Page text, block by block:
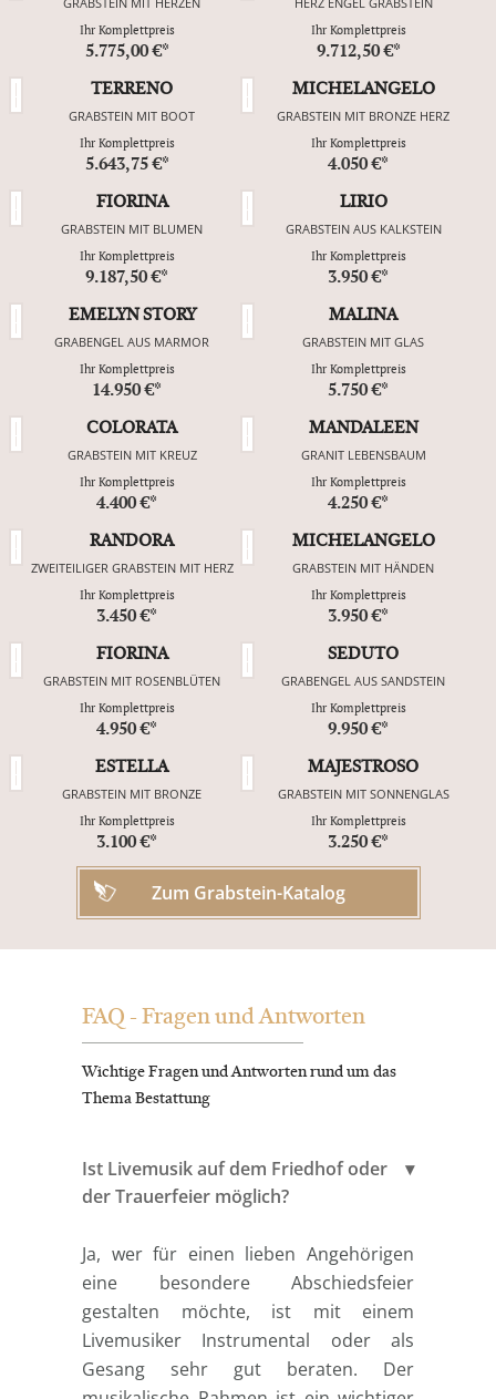
Ihr Komplettpreis
5.775,00 €*
Ihr Komplettpreis
9.712,50 €*
TERRENO
GRABSTEIN MIT BOOT
Ihr Komplettpreis
5.643,75 €*
MICHELANGELO
GRABSTEIN MIT BRONZE HERZ
Ihr Komplettpreis
4.050 €*
FIORINA
GRABSTEIN MIT BLUMEN
Ihr Komplettpreis
9.187,50 €*
LIRIO
GRABSTEIN AUS KALKSTEIN
Ihr Komplettpreis
3.950 €*
EMELYN STORY
GRABENGEL AUS MARMOR
Ihr Komplettpreis
14.950 €*
MALINA
GRABSTEIN MIT GLAS
Ihr Komplettpreis
5.750 €*
COLORATA
GRABSTEIN MIT KREUZ
Ihr Komplettpreis
4.400 €*
MANDALEEN
GRANIT LEBENSBAUM
Ihr Komplettpreis
4.250 €*
RANDORA
ZWEITEILIGER GRABSTEIN MIT HERZ
Ihr Komplettpreis
3.450 €*
MICHELANGELO
GRABSTEIN MIT HÄNDEN
Ihr Komplettpreis
3.950 €*
FIORINA
GRABSTEIN MIT ROSENBLÜTEN
Ihr Komplettpreis
4.950 €*
SEDUTO
GRABENGEL AUS SANDSTEIN
Ihr Komplettpreis
9.950 €*
ESTELLA
GRABSTEIN MIT BRONZE
Ihr Komplettpreis
3.100 €*
MAJESTROSO
GRABSTEIN MIT SONNENGLAS
Ihr Komplettpreis
3.250 €*
Zum Grabstein-Katalog
FAQ - Fragen und Antworten
Wichtige Fragen und Antworten rund um das
Thema Bestattung
Ist Livemusik auf dem Friedhof oder
der Trauerfeier möglich?
Ja, wer für einen lieben Angehörigen
eine besondere Abschiedsfeier
gestalten möchte, ist mit einem
Livemusiker Instrumental oder als
Gesang sehr gut beraten. Der